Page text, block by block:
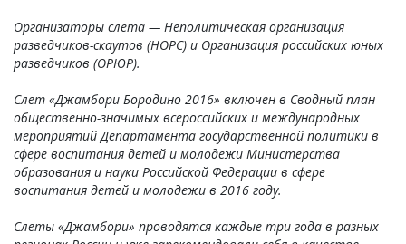
Организаторы слета — Неполитическая организация
разведчиков-скаутов (НОРС) и Организация российских юных
разведчиков (ОРЮР).
Слет «Джамбори Бородино 2016» включен в Сводный план
общественно-значимых всероссийских и международных
мероприятий Департамента государственной политики в
сфере воспитания детей и молодежи Министерства
образования и науки Российской Федерации в сфере
воспитания детей и молодежи в 2016 году.
Слеты «Джамбори» проводятся каждые три года в разных